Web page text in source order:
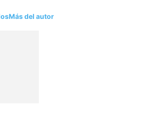
Más del autor